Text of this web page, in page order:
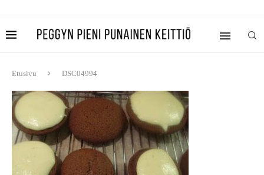
Etusivu DSC04994